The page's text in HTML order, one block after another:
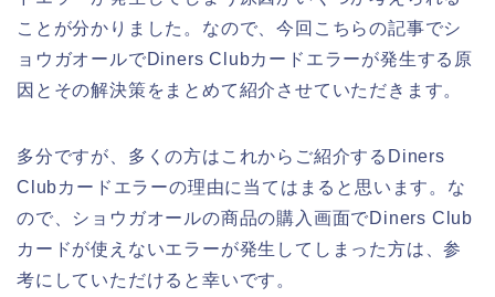
ことが分かりました。なので、今回こちらの記事でシ
ョウガオールでDiners Clubカードエラーが発生する原
因とその解決策をまとめて紹介させていただきます。
多分ですが、多くの方はこれからご紹介するDiners
Clubカードエラーの理由に当てはまると思います。な
ので、ショウガオールの商品の購入画面でDiners Club
カードが使えないエラーが発生してしまった方は、参
考にしていただけると幸いです。